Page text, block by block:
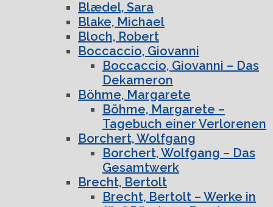
Blædel, Sara
Blake, Michael
Bloch, Robert
Boccaccio, Giovanni
Boccaccio, Giovanni – Das
Dekameron
Böhme, Margarete
Böhme, Margarete –
Tagebuch einer Verlorenen
Borchert, Wolfgang
Borchert, Wolfgang – Das
Gesamtwerk
Brecht, Bertolt
Brecht, Bertolt – Werke in